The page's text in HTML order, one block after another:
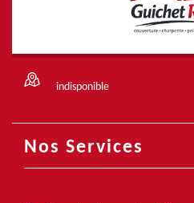
indisponible
Nos Services